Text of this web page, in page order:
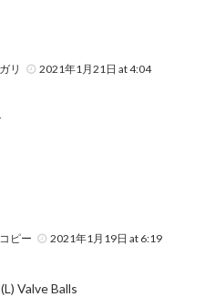
リ
2021年1月21日 at 4:04
ピー
2021年1月19日 at 6:19
Valve Balls